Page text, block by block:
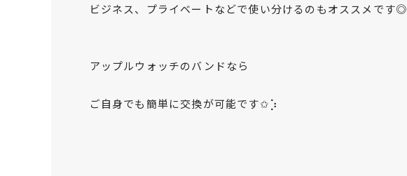
ビジネス、プライベートなどで使い分けるのもオススメです◎
アップルウォッチのバンドなら
ご自身でも簡単に交換が可能です✩︎⡱